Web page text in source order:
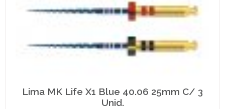
Lima MK Life X1 Blue 40.06 25mm C/ 3
Unid.